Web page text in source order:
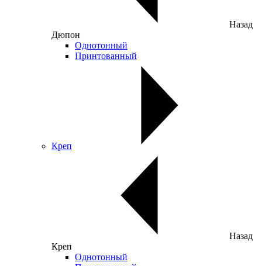
Назад
Дюпон
Однотонный
Принтованный
Креп
Назад
Креп
Однотонный